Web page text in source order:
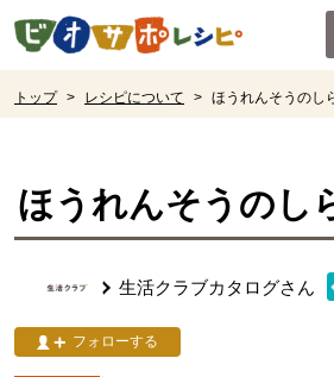
ページの先頭です。
トップ > レシピについて > ほうれんそうのし
ほうれんそうのし
生活クラブカタログさん
フォローする